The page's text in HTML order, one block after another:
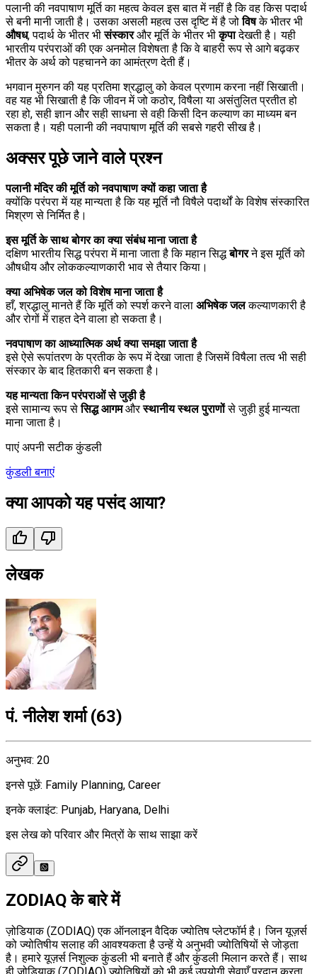
पलानी की नवपाषाण मूर्ति का महत्व केवल इस बात में नहीं है कि वह किस पदार्थ
से बनी मानी जाती है। उसका असली महत्व उस दृष्टि में है जोविषके भीतर भी
औषध, पदार्थ के भीतर भीसंस्कारऔर मूर्ति के भीतर भीकृपादेखती है। यही
भारतीय परंपराओं की एक अनमोल विशेषता है कि वे बाहरी रूप से आगे बढ़कर
भीतर के अर्थ को पहचानने का आमंत्रण देती हैं।
भगवान मुरुगन की यह प्रतिमा श्रद्धालु को केवल प्रणाम करना नहीं सिखाती।
वह यह भी सिखाती है कि जीवन में जो कठोर, विषैला या असंतुलित प्रतीत हो
रहा हो, सही ज्ञान और सही साधना से वही किसी दिन कल्याण का माध्यम बन
सकता है। यही पलानी की नवपाषाण मूर्ति की सबसे गहरी सीख है।
अक्सर पूछे जाने वाले प्रश्न
पलानी मंदिर की मूर्ति को नवपाषाण क्यों कहा जाता है
क्योंकि परंपरा में यह मान्यता है कि यह मूर्ति नौ विषैले पदार्थों के विशेष संस्कारित
मिश्रण से निर्मित है।
इस मूर्ति के साथ बोगर का क्या संबंध माना जाता है
दक्षिण भारतीय सिद्ध परंपरा में माना जाता है कि महान सिद्धबोगरने इस मूर्ति को
औषधीय और लोककल्याणकारी भाव से तैयार किया।
क्या अभिषेक जल को विशेष माना जाता है
हाँ, श्रद्धालु मानते हैं कि मूर्ति को स्पर्श करने वाला अभिषेक जलकल्याणकारी है
और रोगों में राहत देने वाला हो सकता है।
नवपाषाण का आध्यात्मिक अर्थ क्या समझा जाता है
इसे ऐसे रूपांतरण के प्रतीक के रूप में देखा जाता है जिसमें विषैला तत्व भी सही
संस्कार के बाद हितकारी बन सकता है।
यह मान्यता किन परंपराओं से जुड़ी है
इसे सामान्य रूप सेसिद्ध आगमऔरस्थानीय स्थल पुराणोंसे जुड़ी हुई मान्यता
माना जाता है।
पाएं अपनी सटीक कुंडली
कुंडली बनाएं
क्या आपको यह पसंद आया?
लेखक
पं. नीलेश शर्मा(63)
अनुभव: 20
इनसे पूछें: Family Planning, Career
इनके क्लाइंट: Punjab, Haryana, Delhi
इस लेख को परिवार और मित्रों के साथ साझा करें
ZODIAQ के बारे में
ज़ोडियाक (ZODIAQ) एक ऑनलाइन वैदिक ज्योतिष प्लेटफॉर्म है। जिन यूज़र्स
को ज्योतिषीय सलाह की आवश्यकता है उन्हें ये अनुभवी ज्योतिषियों से जोड़ता
है। हमारे यूज़र्स निशुल्क कुंडली भी बनाते हैं और कुंडली मिलान करते हैं। साथ